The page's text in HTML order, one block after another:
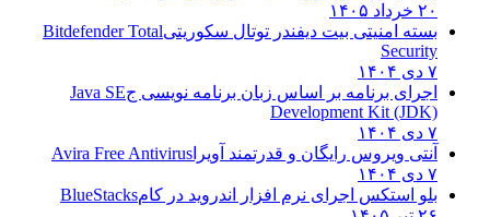
۲۰ خرداد ۱۴۰۵
بسته امنیتی بیت دیفندر توتال سکوریتیBitdefender Total
Security
۷ دی ۱۴۰۴
اجرای برنامه بر اساس زبان برنامه نویسی جJava SE
Development Kit (JDK)
۷ دی ۱۴۰۴
آنتی ویروس رایگان و قدرتمند آویرا Avira Free Antivirus
۷ دی ۱۴۰۴
بلو استکس اجرای نرم افزار اندروید در کامBlueStacks